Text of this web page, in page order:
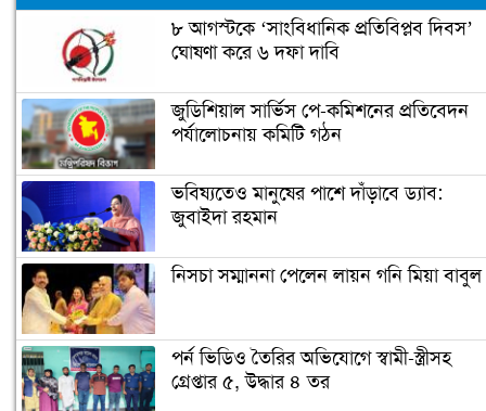
৮ আগস্টকে ‘সাংবিধানিক প্রতিবিপ্লব দিবস’
ঘোষণা করে ৬ দফা দাবি
জুডিশিয়াল সার্ভিস পে-কমিশনের প্রতিবেদন
পর্যালোচনায় কমিটি গঠন
ভবিষ্যতেও মানুষের পাশে দাঁড়াবে ড্যাব:
জুবাইদা রহমান
নিসচা সম্মাননা পেলেন লায়ন গনি মিয়া বাবুল
পর্ন ভিডিও তৈরির অভিযোগে স্বামী-স্ত্রীসহ
গ্রেপ্তার ৫, উদ্ধার ৪ তর